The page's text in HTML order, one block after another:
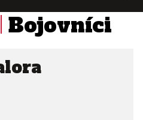
Bojovníci